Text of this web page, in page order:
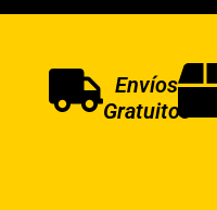
Envíos
Gratuitos